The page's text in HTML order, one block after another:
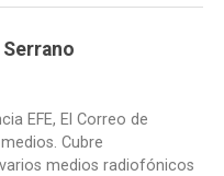
EFE, El Correo de
Cubre
medios radiofónicos